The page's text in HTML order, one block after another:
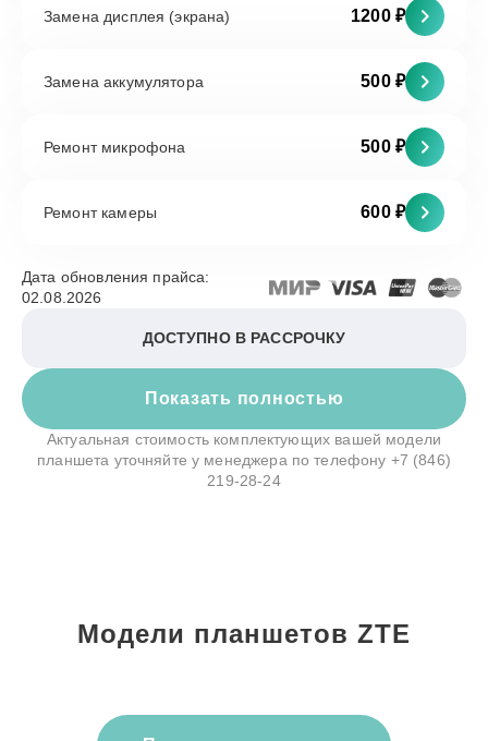
Замена дисплея (экрана) 1200 ₽
Замена аккумулятора 500 ₽
Ремонт микрофона 500 ₽
Ремонт камеры 600 ₽
Показать полностью
Дата обновления прайса:
02.08.2026
ДОСТУПНО В РАССРОЧКУ
Актуальная стоимость комплектующих вашей модели
планшета уточняйте у менеджера по телефону +7 (846)
219-28-24
Модели планшетов ZTE